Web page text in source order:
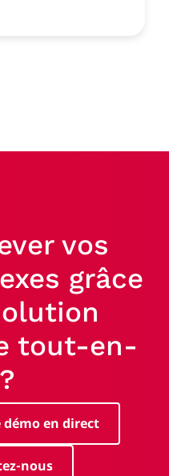
vos
grâce
tout-en-
en direct
nous